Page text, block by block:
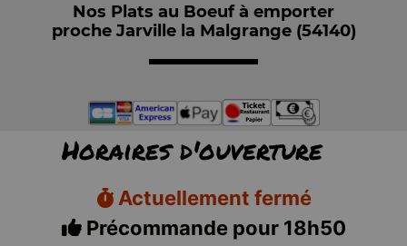
Nos Plats au Boeuf à emporter
proche Jarville la Malgrange (54140)
Horaires d'ouverture
Actuellement fermé
Précommande pour 18h50